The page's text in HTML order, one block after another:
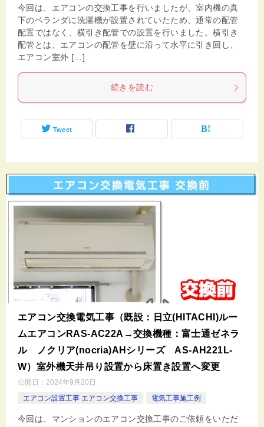
今回は、エアコンの交換工事を行いましたが、室内機の真
下のベランダに洗濯機が設置されていたため、通常の配管
配置ではなく、横引き配管での設置を行いました。横引き
配管とは、エアコンの配管を壁に沿って水平に引き回し、
エアコン室外 […]
続きを読む
Tweet
エアコン交換電気工事（既設：日立(HITACHI)ルー
ムエアコンRAS-AC22A→交換機種：富士通ゼネラ
ル ノクリア(nocria)AHシリーズ AS-AH221L-
W）室外機天井吊り設置から床置き設置へ変更
公開日： 2024年9月20日
エアコン設置工事 エアコン交換工事
電気工事施工例
今回は、マンションのエアコン交換工事のご依頼をいただ